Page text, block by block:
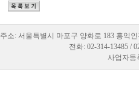
주소: 서울특별시 마포구 양화로 183 홍익
전화: 02-314-13485 /
사업자등